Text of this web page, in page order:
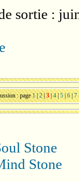
sortie :
: page1|2|3 |4 |5|6 |7
Stone
Stone